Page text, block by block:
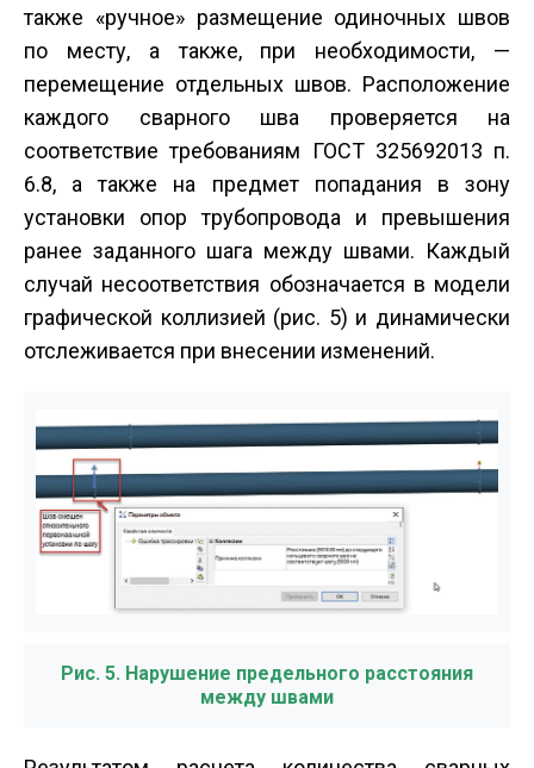
также «ручное» размещение одиночных швов
по месту, а также, при необходимости, —
перемещение отдельных швов. Расположение
каждого сварного шва проверяется на
соответствие требованиям ГОСТ 32569­2013 п.
6.8, а также на предмет попадания в зону
установки опор трубопровода и превышения
ранее заданного шага между швами. Каждый
случай несоответствия обозначается в модели
графической коллизией (рис. 5) и динамически
отслеживается при внесении изменений.
Рис. 5. Нарушение предельного расстояния
между швами